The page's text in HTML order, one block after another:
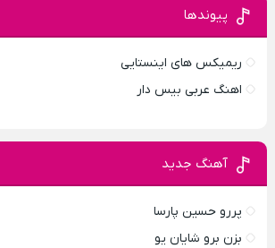
پیوندها
ریمیکس های اینستایی
اهنگ عربی بیس دار
آهنگ جدید
پررو حسین پارسا
بزن برو شایان یو